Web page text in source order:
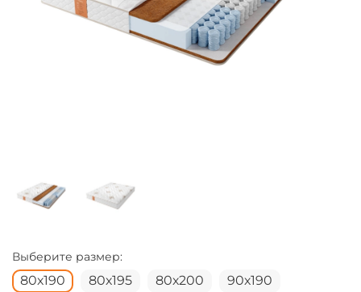
Выберите размер:
80х190 80х195 80х200 90х190